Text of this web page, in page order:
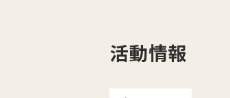
活動情報